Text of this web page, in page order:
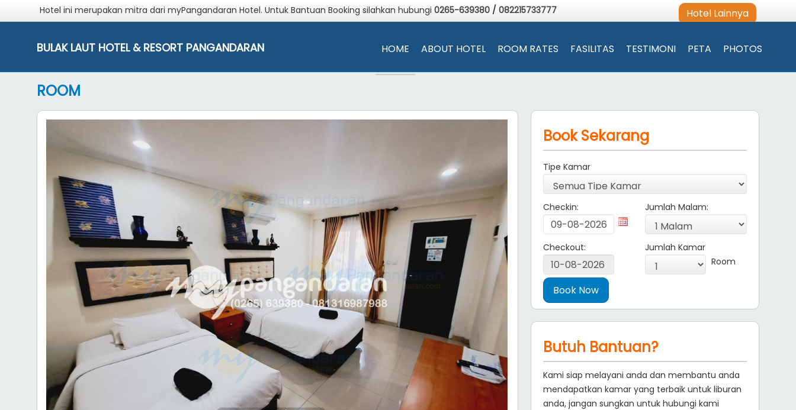
Hotel ini merupakan mitra dari myPangandaran Hotel. Untuk Bantuan Booking silahkan hubungi 0265-639380 / 082215733777 Hotel Lainnya
BULAK LAUT HOTEL & RESORT PANGANDARAN HOME ABOUT HOTEL ROOM RATES FASILITAS TESTIMONI PETA PHOTOS
ROOM
Book Sekarang
Tipe Kamar
Checkin: Jumlah Malam:
Checkout:
Jumlah Kamar
Room
Butuh Bantuan?
Kami siap melayani anda dan membantu anda
mendapatkan kamar yang terbaik untuk liburan
anda, jangan sungkan untuk hubungi kami